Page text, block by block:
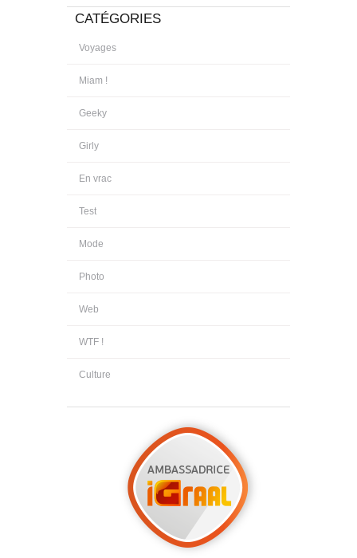
CATÉGORIES
Voyages
Miam !
Geeky
Girly
En vrac
Test
Mode
Photo
Web
WTF !
Culture